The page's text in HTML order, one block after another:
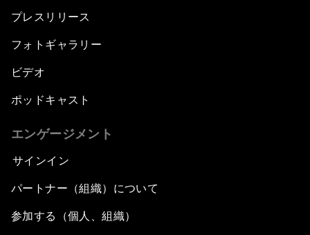
Precision Medicine: Progress and Promise
New Frontiers of Creativity
The Sports Effect
The Future of Computing
プレスリリース
フォトギャラリー
ビデオ
ポッドキャスト
エンゲージメント
サインイン
パートナー（組織）について
参加する（個人、組織）